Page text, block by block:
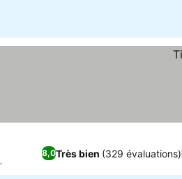
8,0Très bien (329 évaluations)